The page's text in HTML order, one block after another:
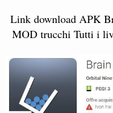
Link download APK
MOD trucchi Tutti i